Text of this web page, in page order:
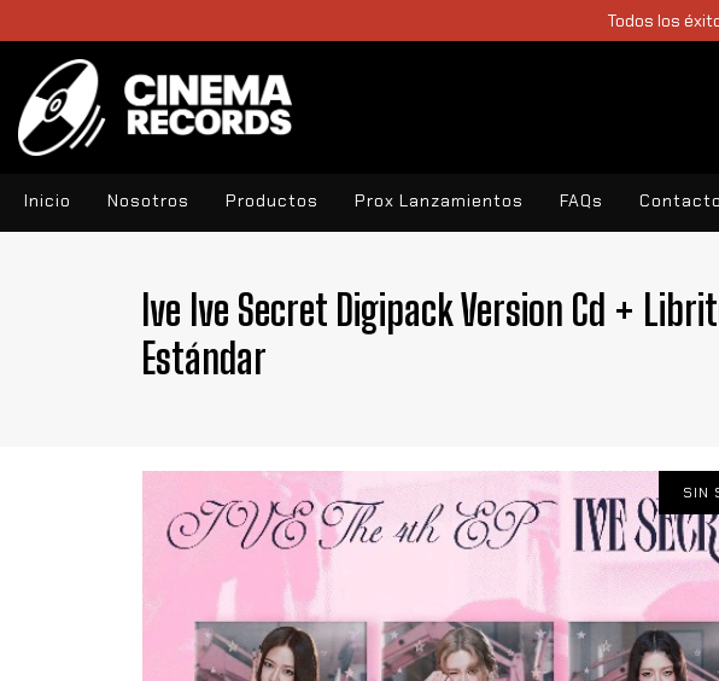
Todos los
Inicio Nosotros Productos Prox Lanzamientos FAQs Contacto
Ive Ive Secret Digipack Version Cd +
Estándar
SIN